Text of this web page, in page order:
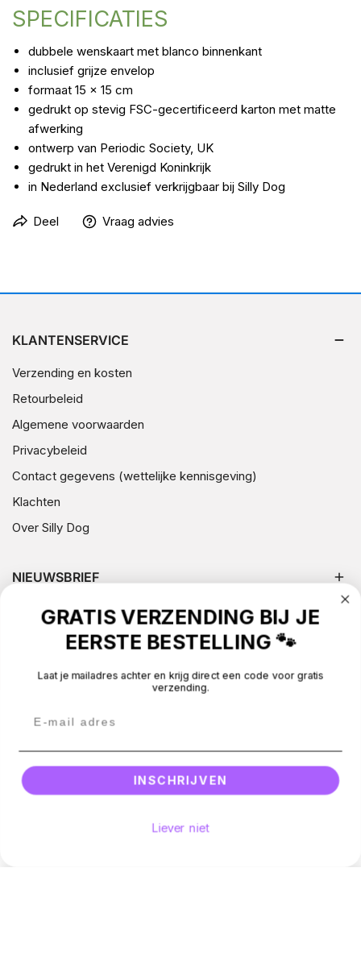
SPECIFICATIES
dubbele wenskaart met blanco binnenkant
inclusief grijze envelop
formaat 15 x 15 cm
gedrukt op stevig FSC-gecertificeerd karton met matte
afwerking
ontwerp van Periodic Society, UK
gedrukt in het Verenigd Koninkrijk
in Nederland exclusief verkrijgbaar bij Silly Dog
Deel Vraag advies
KLANTENSERVICE
Verzending en kosten
Retourbeleid
Algemene voorwaarden
Privacybeleid
Contact gegevens (wettelijke kennisgeving)
Klachten
Over Silly Dog
NIEUWSBRIEF
CONTACT
FacebookInstagramEmail
© 2026 -Silly Dog.
GRATIS VERZENDING BIJ JE
EERSTE BESTELLING 🐾
Laat je mailadres achter en krijg direct een code voor gratis
verzending.
INSCHRIJVEN
Liever niet